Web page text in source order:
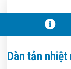
Dàn tản